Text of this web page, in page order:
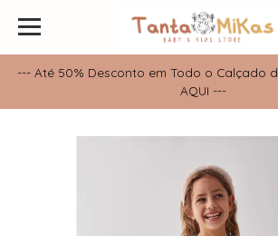
--- Até 50% Desconto em Todo o Calçado
AQUI ---